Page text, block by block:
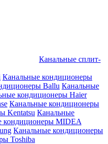
Канальные сплит-
Канальные кондиционеры
Ballu Канальные
кондиционеры Haier
Канальные кондиционеры
Kentatsu Канальные
кондиционеры MIDEA
Канальные кондиционеры
Toshiba